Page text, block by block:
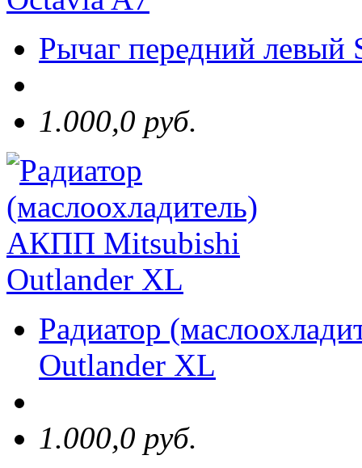
Рычаг передний левый
1.000,0 руб.
Радиатор
Outlander XL
1.000,0 руб.